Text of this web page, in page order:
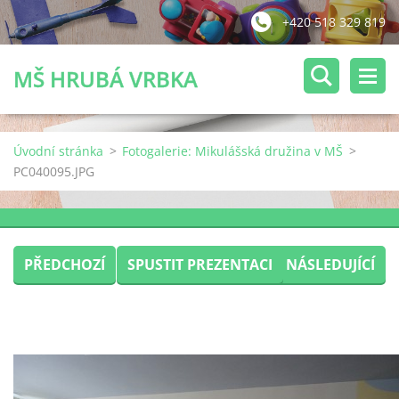
+420 518 329 819
MŠ HRUBÁ VRBKA
Úvodní stránka > Fotogalerie: Mikulášská družina v MŠ >
PC040095.JPG
PŘEDCHOZÍ SPUSTIT PREZENTACI NÁSLEDUJÍCÍ